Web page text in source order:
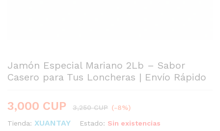
Jamón Especial Mariano 2Lb – Sabor
Casero para Tus Loncheras | Envío Rápido
3,000 CUP 3,250CUP (-8%)
Tienda: XUANTAY Estado: Sin existencias